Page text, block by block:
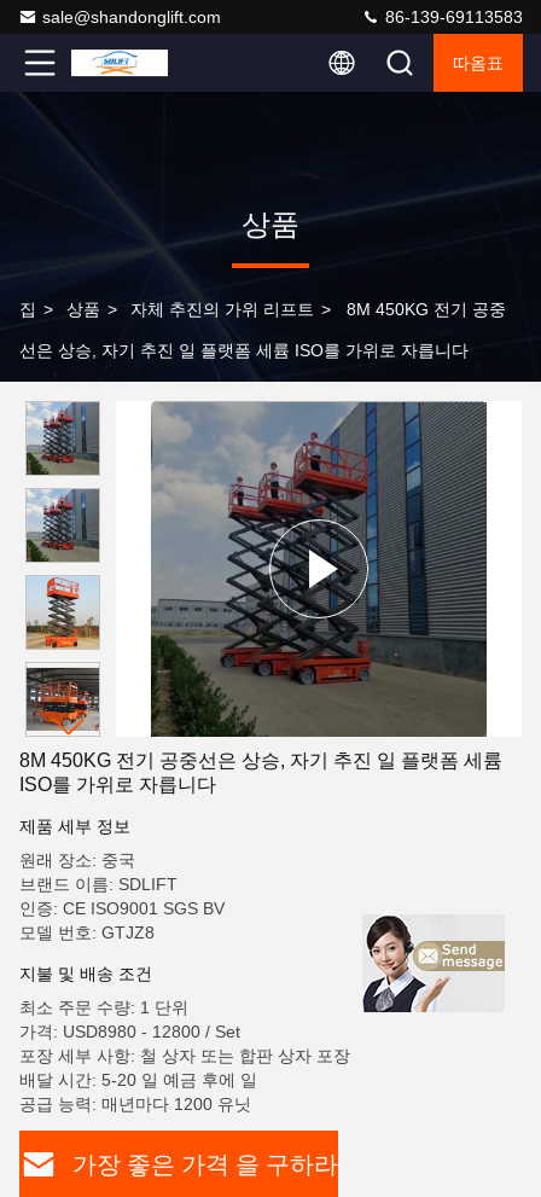
sale@shandonglift.com 86-139-69113583
따옴표
상품
집 > 상품 > 자체 추진의 가위 리프트 > 8M 450KG 전기 공중
선은 상승, 자기 추진 일 플랫폼 세륨 ISO를 가위로 자릅니다
8M 450KG 전기 공중선은 상승, 자기 추진 일 플랫폼 세륨
ISO를 가위로 자릅니다
제품 세부 정보
원래 장소: 중국
브랜드 이름: SDLIFT
인증: CE ISO9001 SGS BV
모델 번호: GTJZ8
지불 및 배송 조건
최소 주문 수량: 1 단위
가격: USD8980 - 12800 / Set
포장 세부 사항: 철 상자 또는 합판 상자 포장
배달 시간: 5-20 일 예금 후에 일
공급 능력: 매년마다 1200 유닛
가장 좋은 가격 을 구하라